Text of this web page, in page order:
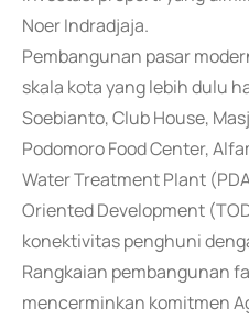
Noer Indradjaja.
Pembangunan pasar
skala kota yang lebih dulu
Soebianto, Club House,
Podomoro Food Center,
Water Treatment Plant
Oriented Development
konektivitas penghuni
Rangkaian pembangunan
mencerminkan komitmen